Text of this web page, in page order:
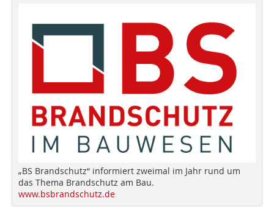
„BS Brandschutz“ informiert zweimal im Jahr rund um
das Thema Brandschutz am Bau.
www.bsbrandschutz.de